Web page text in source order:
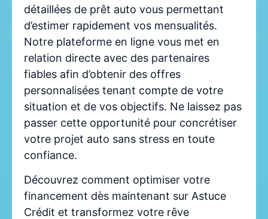
détaillées de prêt auto vous permettant
d’estimer rapidement vos mensualités.
Notre plateforme en ligne vous met en
relation directe avec des partenaires
fiables afin d’obtenir des offres
personnalisées tenant compte de votre
situation et de vos objectifs. Ne laissez pas
passer cette opportunité pour concrétiser
votre projet auto sans stress en toute
confiance.
Découvrez comment optimiser votre
financement dès maintenant sur Astuce
Crédit et transformez votre rêve